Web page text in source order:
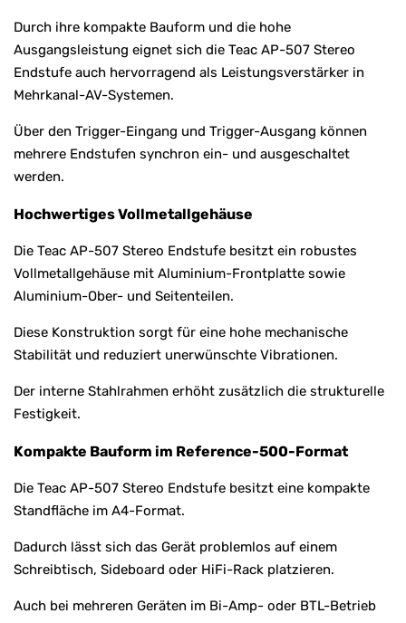
Durch ihre kompakte Bauform und die hohe
Ausgangsleistung eignet sich die Teac AP-507 Stereo
Endstufe auch hervorragend als Leistungsverstärker in
Mehrkanal-AV-Systemen.
Über den Trigger-Eingang und Trigger-Ausgang können
mehrere Endstufen synchron ein- und ausgeschaltet
werden.
Hochwertiges Vollmetallgehäuse
Die Teac AP-507 Stereo Endstufe besitzt ein robustes
Vollmetallgehäuse mit Aluminium-Frontplatte sowie
Aluminium-Ober- und Seitenteilen.
Diese Konstruktion sorgt für eine hohe mechanische
Stabilität und reduziert unerwünschte Vibrationen.
Der interne Stahlrahmen erhöht zusätzlich die strukturelle
Festigkeit.
Kompakte Bauform im Reference-500-Format
Die Teac AP-507 Stereo Endstufe besitzt eine kompakte
Standfläche im A4-Format.
Dadurch lässt sich das Gerät problemlos auf einem
Schreibtisch, Sideboard oder HiFi-Rack platzieren.
Auch bei mehreren Geräten im Bi-Amp- oder BTL-Betrieb